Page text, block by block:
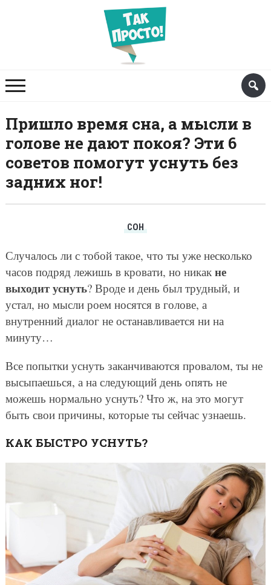
Пришло время сна, а мысли в
голове не дают покоя? Эти 6
советов помогут уснуть без
задних ног!
СОН
Случалось ли с тобой такое, что ты уже несколько
часов подряд лежишь в кровати, но никак не
выходит уснуть? Вроде и день был трудный, и
устал, но мысли роем носятся в голове, а
внутренний диалог не останавливается ни на
минуту…
Все попытки уснуть заканчиваются провалом, ты не
высыпаешься, а на следующий день опять не
можешь нормально уснуть? Что ж, на это могут
быть свои причины, которые ты сейчас узнаешь.
КАК БЫСТРО УСНУТЬ?